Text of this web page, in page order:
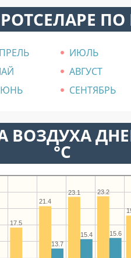
ИЮЛЬ
АВГУСТ
СЕНТЯБРЬ
ВОЗДУХА
°C
23.2
23.1
21.4
17.5
15.6
15.4
13.7